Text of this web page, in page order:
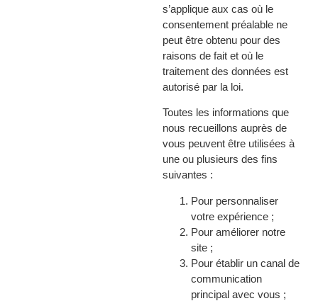
s’applique aux cas où le
consentement préalable ne
peut être obtenu pour des
raisons de fait et où le
traitement des données est
autorisé par la loi.
Toutes les informations que
nous recueillons auprès de
vous peuvent être utilisées à
une ou plusieurs des fins
suivantes :
Pour personnaliser
votre expérience ;
Pour améliorer notre
site ;
Pour établir un canal de
communication
principal avec vous ;